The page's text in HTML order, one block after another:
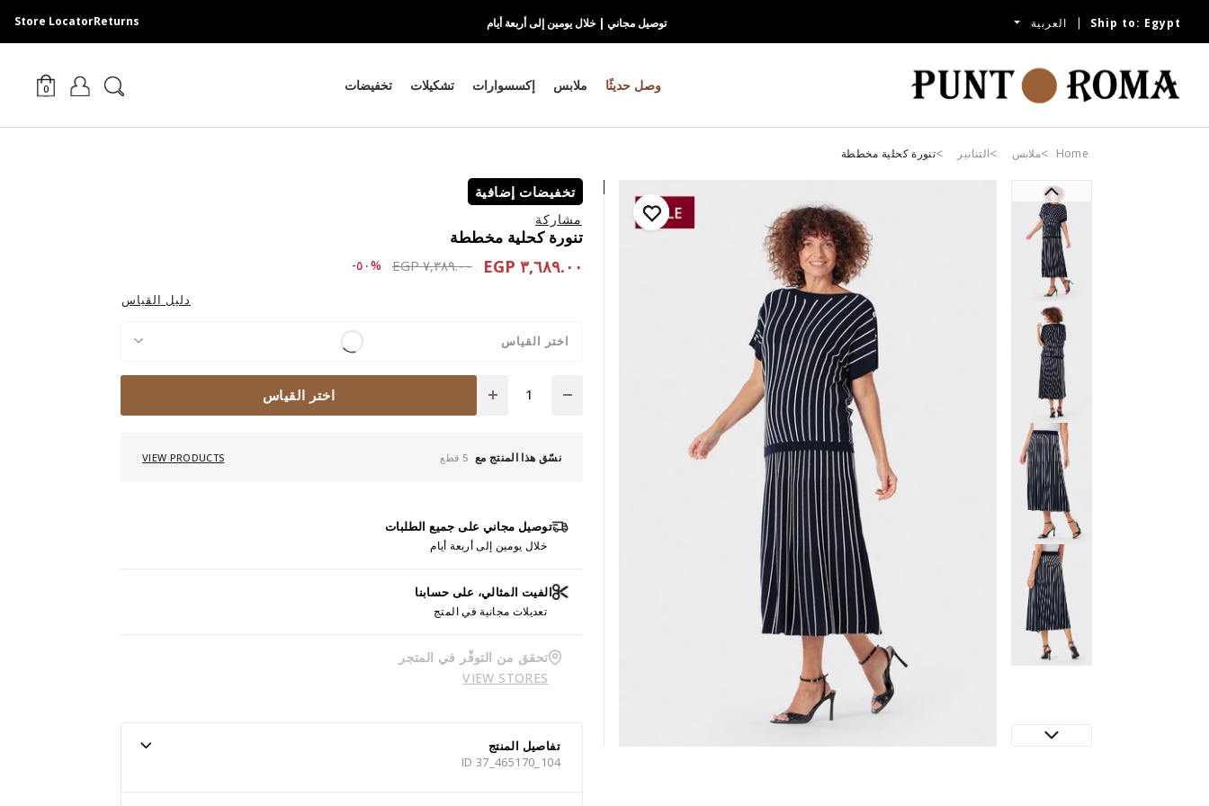
Ship to: Egypt العربية توصيل مجاني | خلال يومين إلى أربعة أيام Returns
Store Locator
وصل حديثًا ملابس إكسسوارات تشكيلات تخفيضات 0
Home ملابس التنانير تنورة كحلية مخططة
تخفيضات إضافية
مشاركة
تنورة كحلية مخططة
٣,٦٨٩.٠٠ EGP Price reduced from
٧,٣٨٩.٠٠ EGP to ٣,٦٨٩.٠٠ EGP%٥٠-
دليل القياس
اختر القياس
اختر القياس
نسّق هذا المنتج مع 5 قطع VIEW PRODUCTS
توصيل مجاني على جميع الطلبات
خلال يومين إلى أربعة أيام
الفيت المثالي، على حسابنا
تعديلات مجانية في المتج
تحقق من التوفّر في المتجر
VIEW STORES
تفاصيل المنتج
ID 37_465170_104